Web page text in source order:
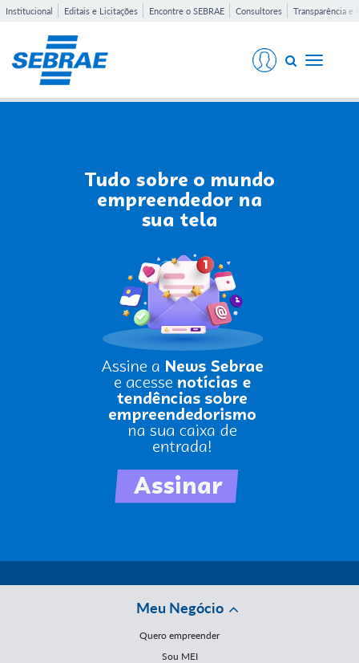
Institucional Editais e Licitações Encontre o SEBRAE Consultores Transparência e
Toggle
Meu Negócio
Quero empreender
Sou MEI